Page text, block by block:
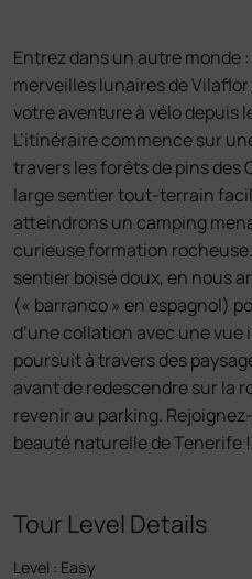
Entrez dans un autre monde
merveilles lunaires de
votre aventure à vélo depuis
L’itinéraire commence sur
travers les forêts de pins des
large sentier tout-terrain
atteindrons un camping
curieuse formation
sentier boisé doux, en nous
(« barranco » en espagnol)
d’une collation avec une vue
poursuit à travers des
avant de redescendre sur la
revenir au parking.
beauté naturelle de Tenerife !
Tour Level Details
Level : Easy